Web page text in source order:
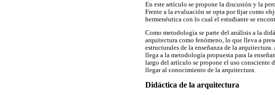
En este artículo se propone la discusión y la
Frente a la evaluación se opta por fijar como
hermenéutica con lo cual el estudiante se
Como metodología se parte del análisis a la
arquitectura como fenómeno, lo que lleva a
estructurales de la enseñanza de la
llega a la metodología propuesta para la
largo del artículo se propone el uso consciente
llegar al conocimiento de la arquitectura.
Didáctica de la arquitectura